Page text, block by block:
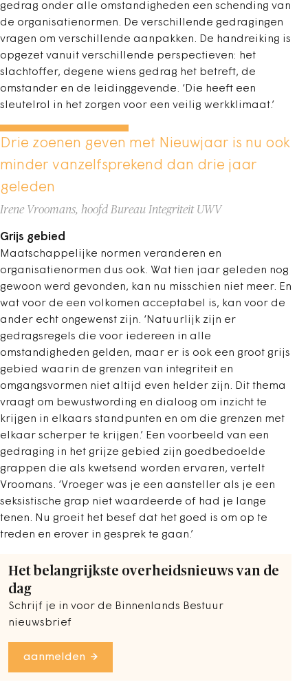
gedrag onder alle omstandigheden een schending van
de organisatienormen. De verschillende gedragingen
vragen om verschillende aanpakken. De handreiking is
opgezet vanuit verschillende perspectieven: het
slachtoffer, degene wiens gedrag het betreft, de
omstander en de leidinggevende. ‘Die heeft een
sleutelrol in het zorgen voor een veilig werkklimaat.’
Drie zoenen geven met Nieuwjaar is nu ook
minder vanzelfsprekend dan drie jaar
geleden
Irene Vroomans, hoofd Bureau Integriteit UWV
Grijs gebied
Maatschappelijke normen veranderen en
organisatienormen dus ook. Wat tien jaar geleden nog
gewoon werd gevonden, kan nu misschien niet meer. En
wat voor de een volkomen acceptabel is, kan voor de
ander echt ongewenst zijn. ‘Natuurlijk zijn er
gedragsregels die voor iedereen in alle
omstandigheden gelden, maar er is ook een groot grijs
gebied waarin de grenzen van integriteit en
omgangsvormen niet altijd even helder zijn. Dit thema
vraagt om bewustwording en dialoog om inzicht te
krijgen in elkaars standpunten en om die grenzen met
elkaar scherper te krijgen.’ Een voorbeeld van een
gedraging in het grijze gebied zijn goedbedoelde
grappen die als kwetsend worden ervaren, vertelt
Vroomans. ‘Vroeger was je een aansteller als je een
seksistische grap niet waardeerde of had je lange
tenen. Nu groeit het besef dat het goed is om op te
treden en erover in gesprek te gaan.’
Het belangrijkste overheidsnieuws van de
dag
Schrijf je in voor de Binnenlands Bestuur
nieuwsbrief
aanmelden